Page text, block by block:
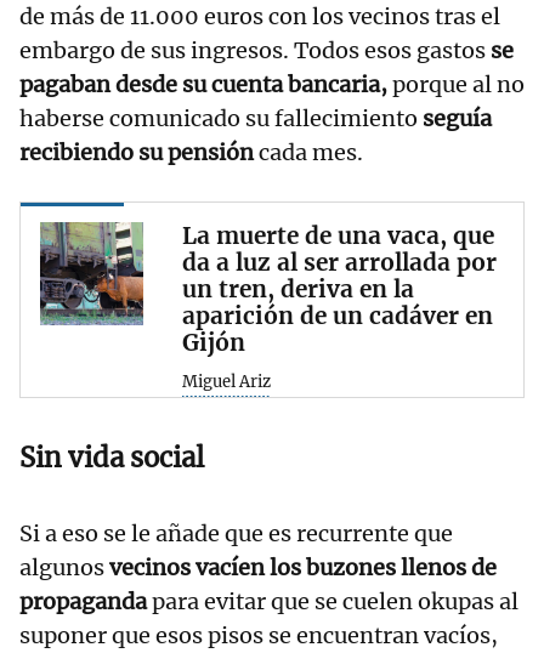
de más de 11.000 euros con los vecinos tras el
embargo de sus ingresos. Todos esos gastos se
pagaban desde su cuenta bancaria,porque al no
haberse comunicado su fallecimiento seguía
recibiendo su pensióncada mes.
La muerte de una vaca, que
da a luz al ser arrollada por
un tren, deriva en la
aparición de un cadáver en
Gijón
Miguel Ariz
Sin vida social
Si a eso se le añade que es recurrente que
algunosvecinos vacíen los buzones llenos de
propagandapara evitar que se cuelen okupas al
suponer que esos pisos se encuentran vacíos,